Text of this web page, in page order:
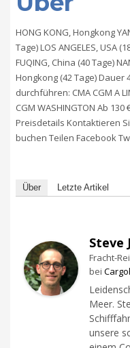
HONG KONG, Hongkong
Tage) LOS ANGELES, USA
FUQING, China (40 Tage)
Hongkong (42 Tage) Dauer
durchführen: CMA CGM A
CGM WASHINGTON Ab
Preisdetails Kontaktieren
buchen Teilen Facebook
Über Letzte Artikel
Steve
Fracht-
bei
Meer.
unsere